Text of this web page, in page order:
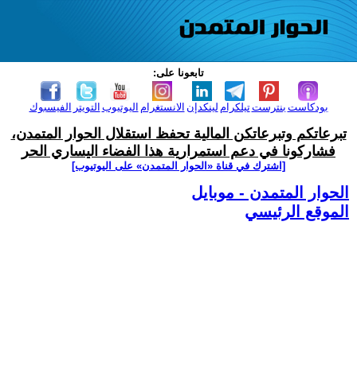
تابعونا على:
الفيسبوك التويتر اليوتيوب الانستغرام لينكدإن تيلكرامبنترست بودكاست
تبرعاتكم وتبرعاتكن المالية تحفظ استقلال الحوار المتمدن،
فشاركونا في دعم استمرارية هذا الفضاء اليساري الحر
[اشترك في قناة ‫«الحوار المتمدن» على اليوتيوب]
الحوار المتمدن - موبايل
الموقع الرئيسي